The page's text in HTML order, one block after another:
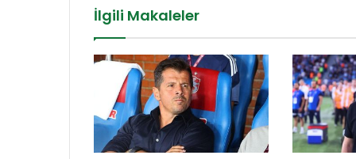
İlgili Makaleler